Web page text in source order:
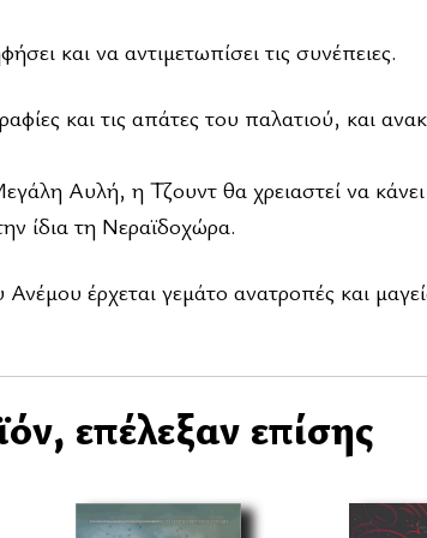
και να αντιμετωπίσει τις συνέπειες.
και τις απάτες του παλατιού, και
Αυλή, η Τζουντ θα χρειαστεί να
ίδια τη Νεραϊδοχώρα.
έρχεται γεμάτο ανατροπές και
επέλεξαν επίσης